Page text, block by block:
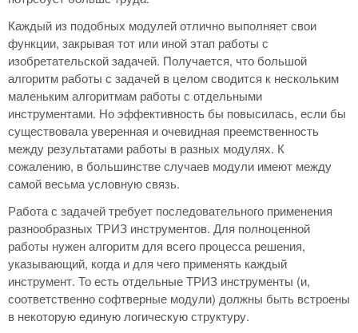
Каждый из подобных модулей отлично выполняет свои
функции, закрывая тот или иной этап работы с
изобретательской задачей. Получается, что большой
алгоритм работы с задачей в целом сводится к нескольким
маленьким алгоритмам работы с отдельными
инструментами. Но эффективность бы повысилась, если бы
существовала уверенная и очевидная преемственность
между результатами работы в разных модулях. К
сожалению, в большинстве случаев модули имеют между
самой весьма условную связь.
Работа с задачей требует последовательного применения
разнообразных ТРИЗ инструментов. Для полноценной
работы нужен алгоритм для всего процесса решения,
указывающий, когда и для чего применять каждый
инструмент. То есть отдельные ТРИЗ инструменты (и,
соответственно софтверные модули) должны быть встроены
в некоторую единую логическую структуру.